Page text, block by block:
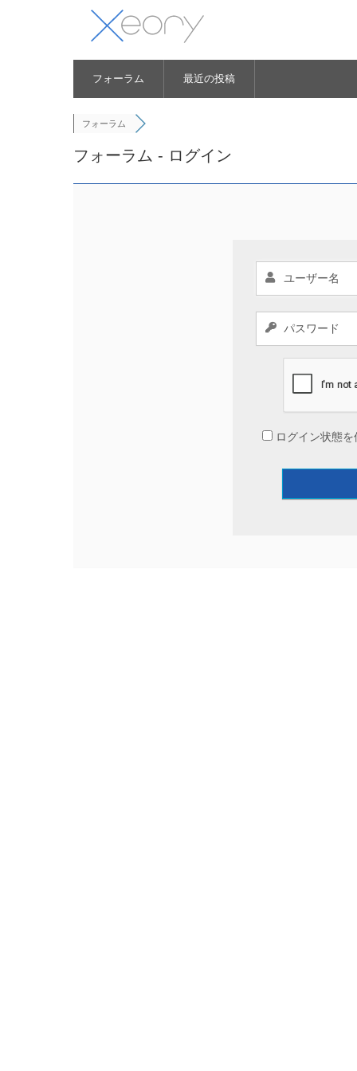
フォーラム 最近の投稿
フォーラム
フォーラム - ログイン
ログイン状態